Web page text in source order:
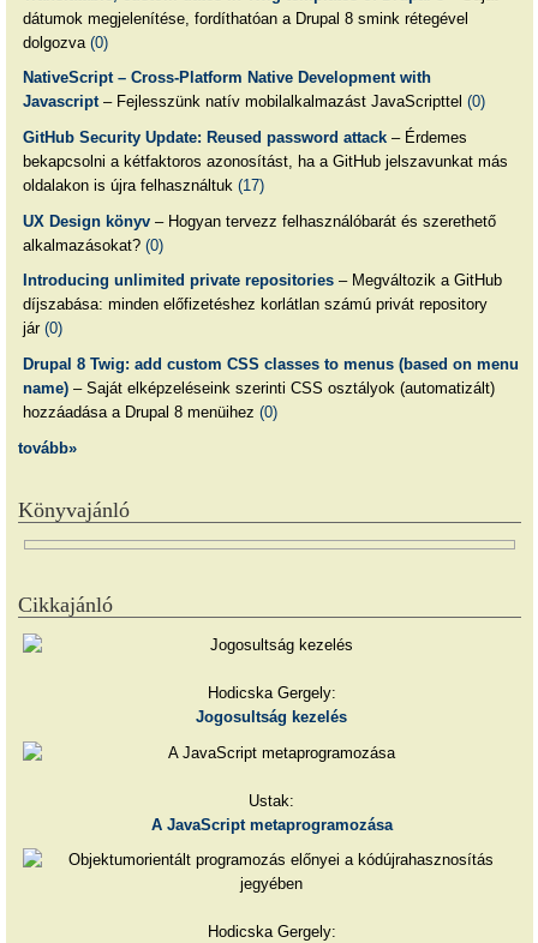
dátumok megjelenítése, fordíthatóan a Drupal 8 smink rétegével
dolgozva (0)
NativeScript – Cross-Platform Native Development with
Javascript– Fejlesszünk natív mobilalkalmazást JavaScripttel (0)
GitHub Security Update: Reused password attack– Érdemes
bekapcsolni a kétfaktoros azonosítást, ha a GitHub jelszavunkat más
oldalakon is újra felhasználtuk (17)
UX Design könyv– Hogyan tervezz felhasználóbarát és szerethető
alkalmazásokat? (0)
Introducing unlimited private repositories– Megváltozik a GitHub
díjszabása: minden előfizetéshez korlátlan számú privát repository
jár (0)
Drupal 8 Twig: add custom CSS classes to menus (based on menu
name)– Saját elképzeléseink szerinti CSS osztályok (automatizált)
hozzáadása a Drupal 8 menüihez (0)
tovább»
Könyvajánló
Cikkajánló
Hodicska Gergely:
Jogosultság kezelés
Ustak:
A JavaScript metaprogramozása
Hodicska Gergely: